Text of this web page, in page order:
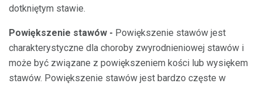
dotkniętym stawie.
Powiększenie stawów - Powiększenie stawów jest
charakterystyczne dla choroby zwyrodnieniowej stawów i
może być związane z powiększeniem kości lub wysiękem
stawów. Powiększenie stawów jest bardzo częste w